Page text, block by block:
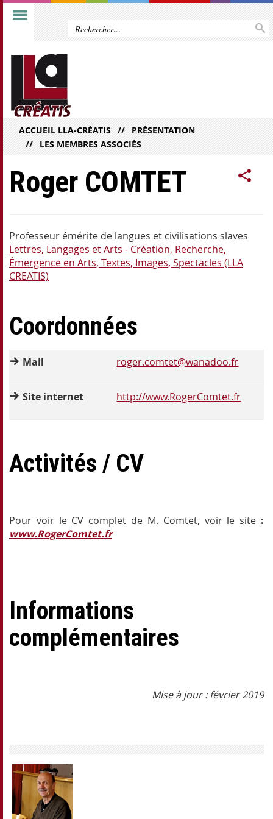
ACCUEIL LLA-CRÉATIS
PRÉSENTATION
LES MEMBRES ASSOCIÉS
Roger COMTET
Professeur émérite de langues et civilisations slaves
Lettres, Langages et Arts - Création, Recherche,
Émergence en Arts, Textes, Images, Spectacles (LLA
CREATIS)
Coordonnées
Mail roger.comtet@wanadoo.fr
Site internet http://www.RogerComtet.fr
Activités / CV
Pour voir le CV complet de M. Comtet, voir le site :
www.RogerComtet.fr
Informations
complémentaires
Mise à jour : février 2019